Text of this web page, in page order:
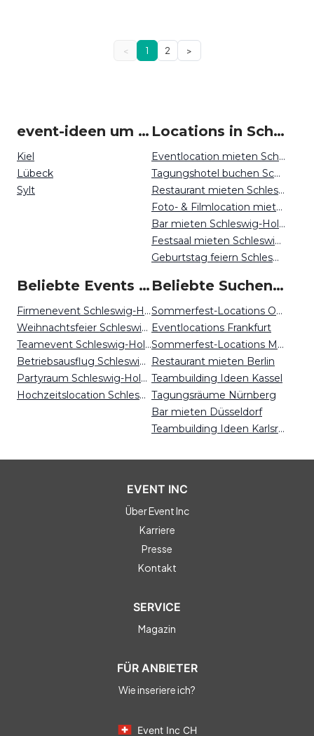
< 1 2 >
event-ideen um Schleswig-Holstein
Kiel
Lübeck
Sylt
Locations in Schleswig-Holstein mieten
Eventlocation mieten Schleswig-Holstein
Tagungshotel buchen Schleswig-Holstein
Restaurant mieten Schleswig-Holstein
Foto- & Filmlocation mieten Schleswig-Holstein
Bar mieten Schleswig-Holstein
Festsaal mieten Schleswig-Holstein
Geburtstag feiern Schleswig-Holstein
Beliebte Events in Schleswig-Holstein
Firmenevent Schleswig-Holstein
Weihnachtsfeier Schleswig-Holstein
Teamevent Schleswig-Holstein
Betriebsausflug Schleswig-Holstein
Partyraum Schleswig-Holstein
Hochzeitslocation Schleswig-Holstein
Beliebte Suchen auf Event Inc
Sommerfest-Locations Osnabrück
Eventlocations Frankfurt
Sommerfest-Locations München
Restaurant mieten Berlin
Teambuilding Ideen Kassel
Tagungsräume Nürnberg
Bar mieten Düsseldorf
Teambuilding Ideen Karlsruhe
EVENT INC
Über Event Inc
Karriere
Presse
Kontakt
SERVICE
Magazin
FÜR ANBIETER
Wie inseriere ich?
Event Inc CH